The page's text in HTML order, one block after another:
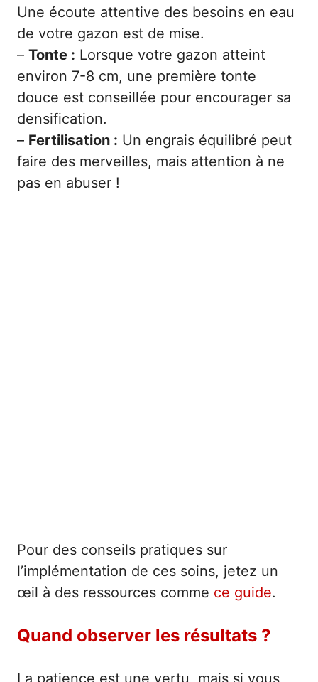
Une écoute attentive des besoins en eau
de votre gazon est de mise.
– Tonte : Lorsque votre gazon atteint
environ 7-8 cm, une première tonte
douce est conseillée pour encourager sa
densification.
– Fertilisation : Un engrais équilibré peut
faire des merveilles, mais attention à ne
pas en abuser !
Pour des conseils pratiques sur
l’implémentation de ces soins, jetez un
œil à des ressources comme ce guide.
Quand observer les résultats ?
La patience est une vertu, mais si vous